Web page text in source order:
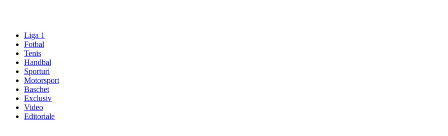
Liga 1
Fotbal
Tenis
Handbal
Sporturi
Motorsport
Baschet
Exclusiv
Video
Editoriale